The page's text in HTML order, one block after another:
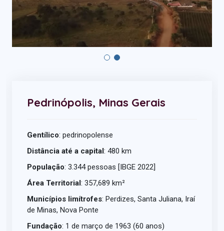
Pedrinópolis, Minas Gerais
Gentílico: pedrinopolense
Distância até a capital: 480 km
População: 3.344 pessoas [IBGE 2022]
Área Territorial: 357,689 km²
Municípios limítrofes: Perdizes, Santa Juliana, Iraí
de Minas, Nova Ponte
Fundação: 1 de março de 1963 (60 anos)